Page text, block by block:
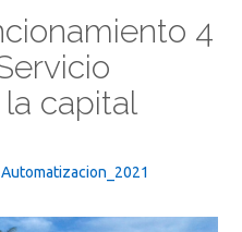
4
capital
Automatizacion_2021